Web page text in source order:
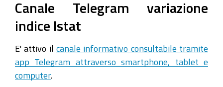
Canale Telegram variazione
indice Istat
E' attivo il canale informativo consultabile tramite
app Telegram attraverso smartphone, tablet e
computer.